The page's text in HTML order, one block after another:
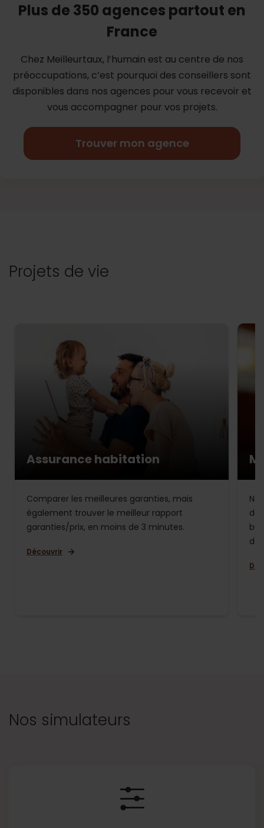
Plus de 350 agences partout en
France
Chez Meilleurtaux, l’humain est au centre de nos
préoccupations, c’est pourquoi des conseillers sont
disponibles dans nos agences pour vous recevoir et
vous accompagner pour vos projets.
Trouver mon agence
Projets de vie
Assurance habitation
Comparer les meilleures garanties, mais
également trouver le meilleur rapport
garanties/prix, en moins de 3 minutes.
Découvrir
de
de
Nos simulateurs